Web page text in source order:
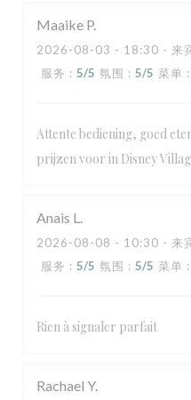
Maaike P
2026-08-03 - 18:30 - 来
服务 : 5/5 氛围 : 5/5 菜单 :
Attente bediening, goed
prijzen voor in Disney
Anais L
2026-08-08 - 10:30 - 来
服务 : 5/5 氛围 : 5/5 菜单 :
Rien à signaler parfait
Rachael Y